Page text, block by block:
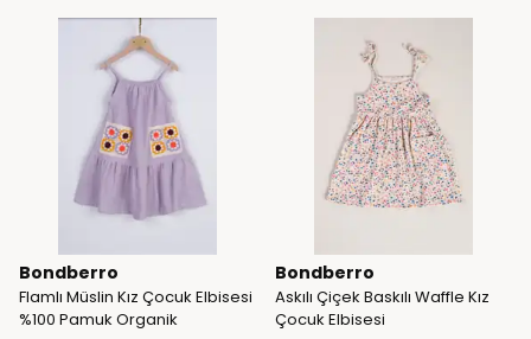
Bondberro
Flamlı Müslin Kız Çocuk Elbisesi
%100 Pamuk Organik
Bondberro
Askılı Çiçek Baskılı Waffle Kız
Çocuk Elbisesi